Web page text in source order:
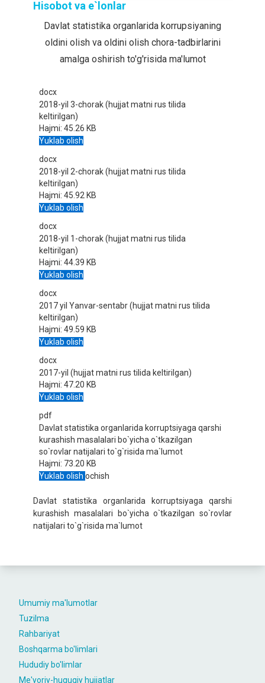
Umumiy ma'lumotlar
Tuzilma
Rahbariyat
Boshqarma bo'limlari
Hududiy bo'limlar
Me'yoriy-huquqiy hujjatlar
Hisobot va e`lonlar
Davlat statistika organlarida korrupsiyaning
oldini olish va oldini olish chora-tadbirlarini
amalga oshirish to'g'risida ma'lumot
docx
2018-yil 3-chorak (hujjat matni rus tilida
keltirilgan)
Hajmi: 45.26 KB
Yuklab olish
docx
2018-yil 2-chorak (hujjat matni rus tilida
keltirilgan)
Hajmi: 45.92 KB
Yuklab olish
docx
2018-yil 1-chorak (hujjat matni rus tilida
keltirilgan)
Hajmi: 44.39 KB
Yuklab olish
docx
2017 yil Yanvar-sentabr (hujjat matni rus tilida
keltirilgan)
Hajmi: 49.59 KB
Yuklab olish
docx
2017-yil (hujjat matni rus tilida keltirilgan)
Hajmi: 47.20 KB
Yuklab olish
pdf
Davlat statistika organlarida korruptsiyaga qarshi
kurashish masalalari bo`yicha o`tkazilgan
so`rovlar natijalari to`g`risida ma`lumot
Hajmi: 73.20 KB
Yuklab olish ochish
Davlat statistika organlarida korruptsiyaga qarshi
kurashish masalalari bo`yicha o`tkazilgan so`rovlar
natijalari to`g`risida ma`lumot